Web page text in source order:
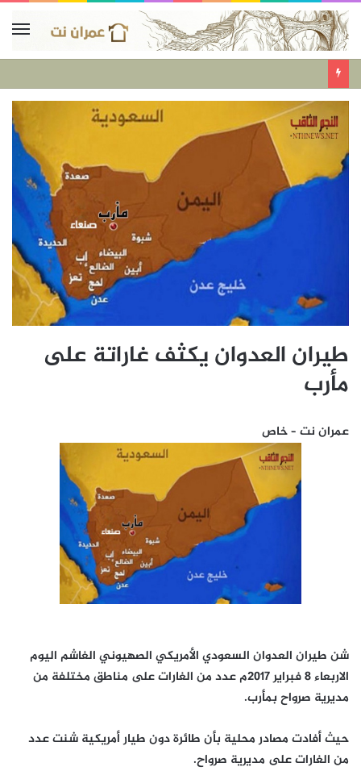
طيران العدوان يكثف غاراتة على
مأرب
عمران نت – خاص
شن طيران العدوان السعودي الأمريكي الصهيوني الغاشم اليوم
الاربعاء 8 فبراير 2017م عدد من الغارات على مناطق مختلفة من
مديرية صرواح بمأرب.
حيث أفادت مصادر محلية بأن طائرة دون طيار أمريكية شنت عدد
من الغارات على مديرية صرواح.